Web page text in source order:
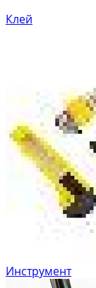
Клей
Инструмент